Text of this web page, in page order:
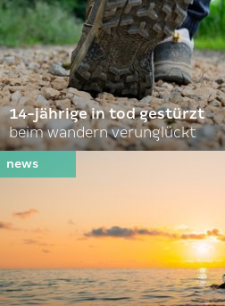
14-jährige in tod gestürzt
beim wandern verunglückt